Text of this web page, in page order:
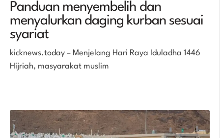
Panduan menyembelih dan
menyalurkan daging kurban sesuai
syariat
kicknews.today – Menjelang Hari Raya Iduladha 1446
Hijriah, masyarakat muslim